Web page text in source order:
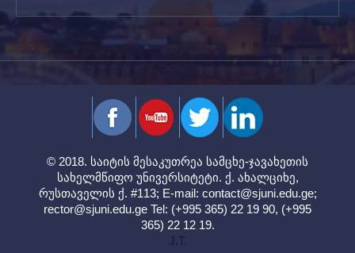
© 2018. საიტის მესაკუთრეა სამცხე-ჯავახეთის
სახელმწიფო უნივერსიტეტი. ქ. ახალციხე,
რუსთაველის ქ. #113; E-mail: contact@sjuni.edu.ge;
rector@sjuni.edu.ge Tel: (+995 365) 22 19 90, (+995
365) 22 12 19.
J.T.